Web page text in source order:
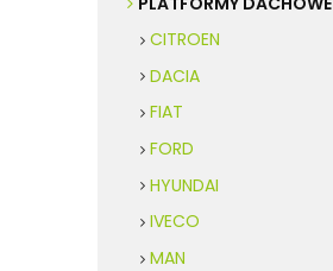
CITROEN
DACIA
FIAT
FORD
HYUNDAI
IVECO
MAN